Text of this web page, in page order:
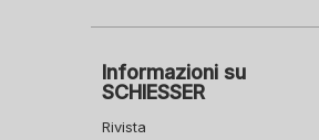
Informazioni su
SCHIESSER
Rivista